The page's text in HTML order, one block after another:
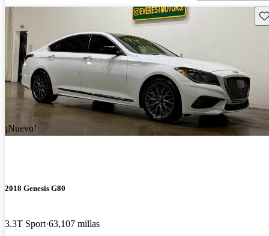
¡Nuevo!
2018 Genesis G80
3.3T Sport 63,107 millas